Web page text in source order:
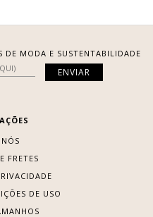
DE MODA E SUSTENTABILIDADE
FRETES
DE USO